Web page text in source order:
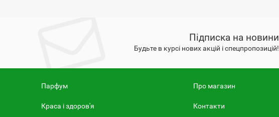
Підписка на новини
Будьте в курсі нових акцій і спецпропозицій!
Парфум
Краса і здоров'я
Про магазин
Контакти